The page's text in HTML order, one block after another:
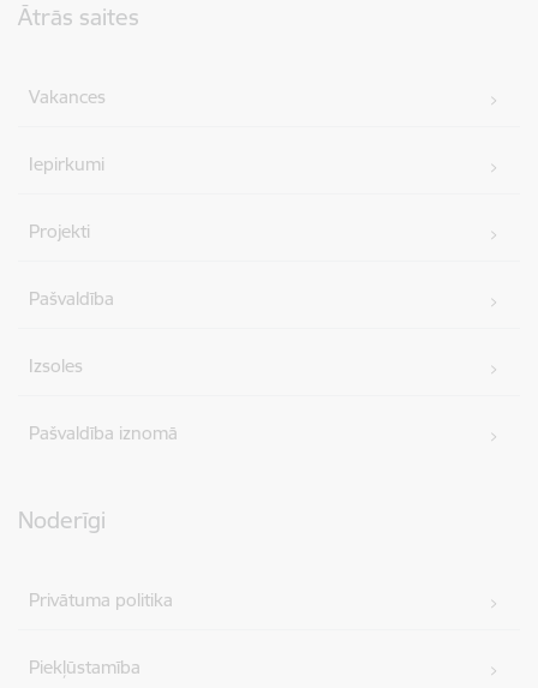
Ātrās saites
Vakances
Iepirkumi
Projekti
Pašvaldība
Izsoles
Pašvaldība iznomā
Noderīgi
Privātuma politika
Piekļūstamība